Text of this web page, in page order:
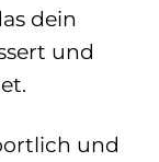
dein
und
und